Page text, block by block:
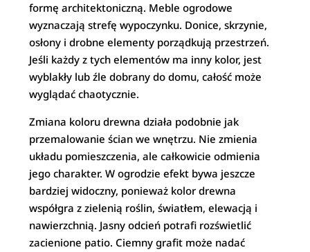
formę architektoniczną. Meble ogrodowe
wyznaczają strefę wypoczynku. Donice, skrzynie,
osłony i drobne elementy porządkują przestrzeń.
Jeśli każdy z tych elementów ma inny kolor, jest
wyblakły lub źle dobrany do domu, całość może
wyglądać chaotycznie.
Zmiana koloru drewna działa podobnie jak
przemalowanie ścian we wnętrzu. Nie zmienia
układu pomieszczenia, ale całkowicie odmienia
jego charakter. W ogrodzie efekt bywa jeszcze
bardziej widoczny, ponieważ kolor drewna
współgra z zielenią roślin, światłem, elewacją i
nawierzchnią. Jasny odcień potrafi rozświetlić
zacienione patio. Ciemny grafit może nadać